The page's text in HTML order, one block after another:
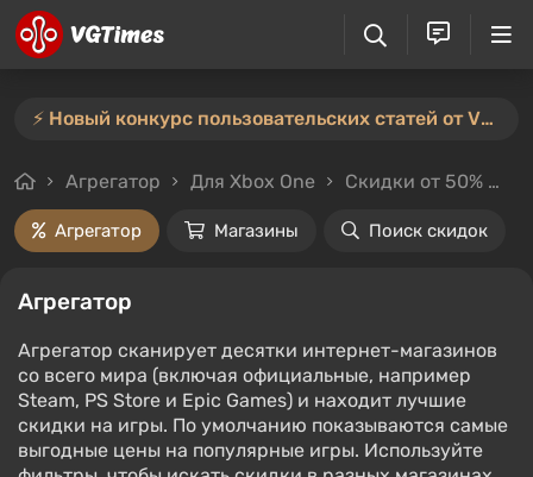
⚡️ Новый конкурс пользовательских статей от VGTimes — участвуйте тут ⚡️
Агрегатор Для Xbox One Скидки от 50%
Агрегатор Магазины Поиск скидок
Агрегатор
Агрегатор сканирует десятки интернет-магазинов
со всего мира (включая официальные, например
Steam, PS Store и Epic Games) и находит лучшие
скидки на игры. По умолчанию показываются самые
выгодные цены на популярные игры. Используйте